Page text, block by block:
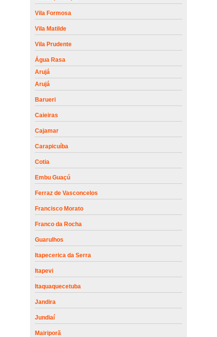
Vila Formosa
Vila Matilde
Vila Prudente
Água Rasa
Arujá
Arujá
Barueri
Caieiras
Cajamar
Carapicuíba
Cotia
Embu Guaçú
Ferraz de Vasconcelos
Francisco Morato
Franco da Rocha
Guarulhos
Itapecerica da Serra
Itapevi
Itaquaquecetuba
Jandira
Jundiaí
Mairiporã